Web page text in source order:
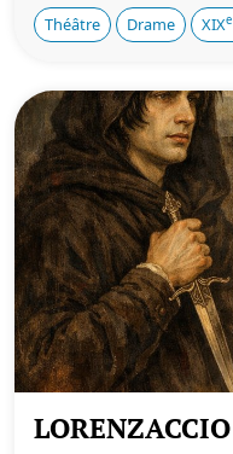
Théâtre Drame XIXe
LORENZACCIO